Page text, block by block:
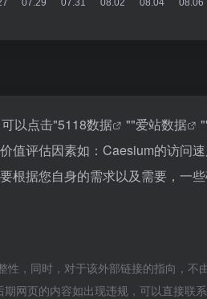
以点击"5118数据 ""爱站数据
值评估因素如：Caesium的访问
根据您自身的需求以及需要，一
，同时，对于该外部链接的指向，不
网页的内容如出现违规，可以直接联